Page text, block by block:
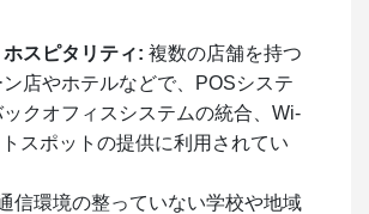
スピタリティ: 複数の店舗を持つ
店やホテルなどで、POSシステ
ックオフィスシステムの統合、Wi-
スポットの提供に利用されてい
信環境の整っていない学校や地域